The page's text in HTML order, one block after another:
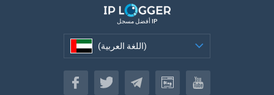
أفضل مسجل IP
(اللغة العربية)
(اللغة العربية)